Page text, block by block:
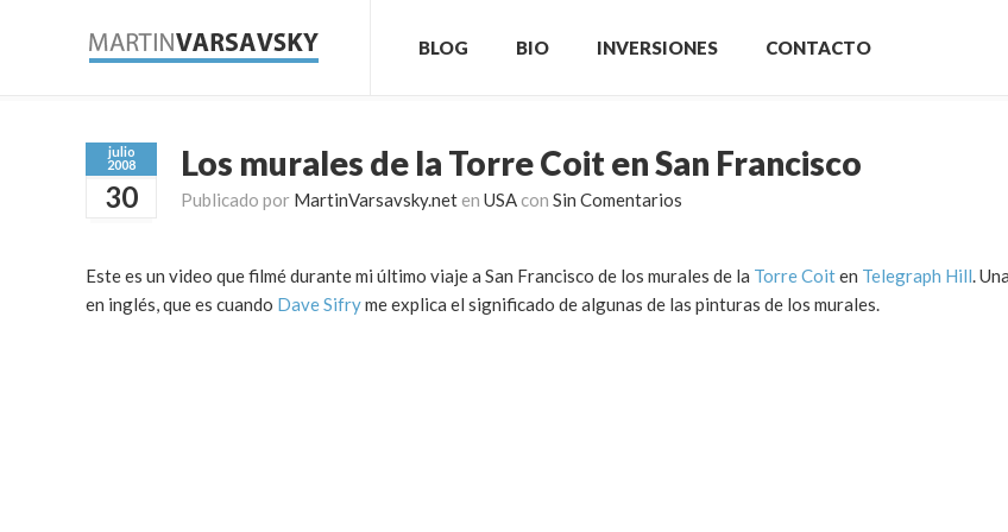
BLOG BIO INVERSIONES CONTACTO
julio
2008
30
Los murales de la Torre Coit en San Francisco
Publicado por MartinVarsavsky.net en USA con Sin Comentarios
Este es un video que filmé durante mi último viaje a San Francisco de los murales de la Torre Coiten Telegraph Hill.
en inglés, que es cuando Dave Sifryme explica el significado de algunas de las pinturas de los murales.